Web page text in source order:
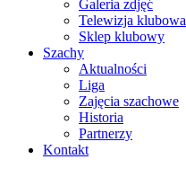
Galeria zdjęć
Telewizja klubowa
Sklep klubowy
Szachy
Aktualności
Liga
Zajęcia szachowe
Historia
Partnerzy
Kontakt